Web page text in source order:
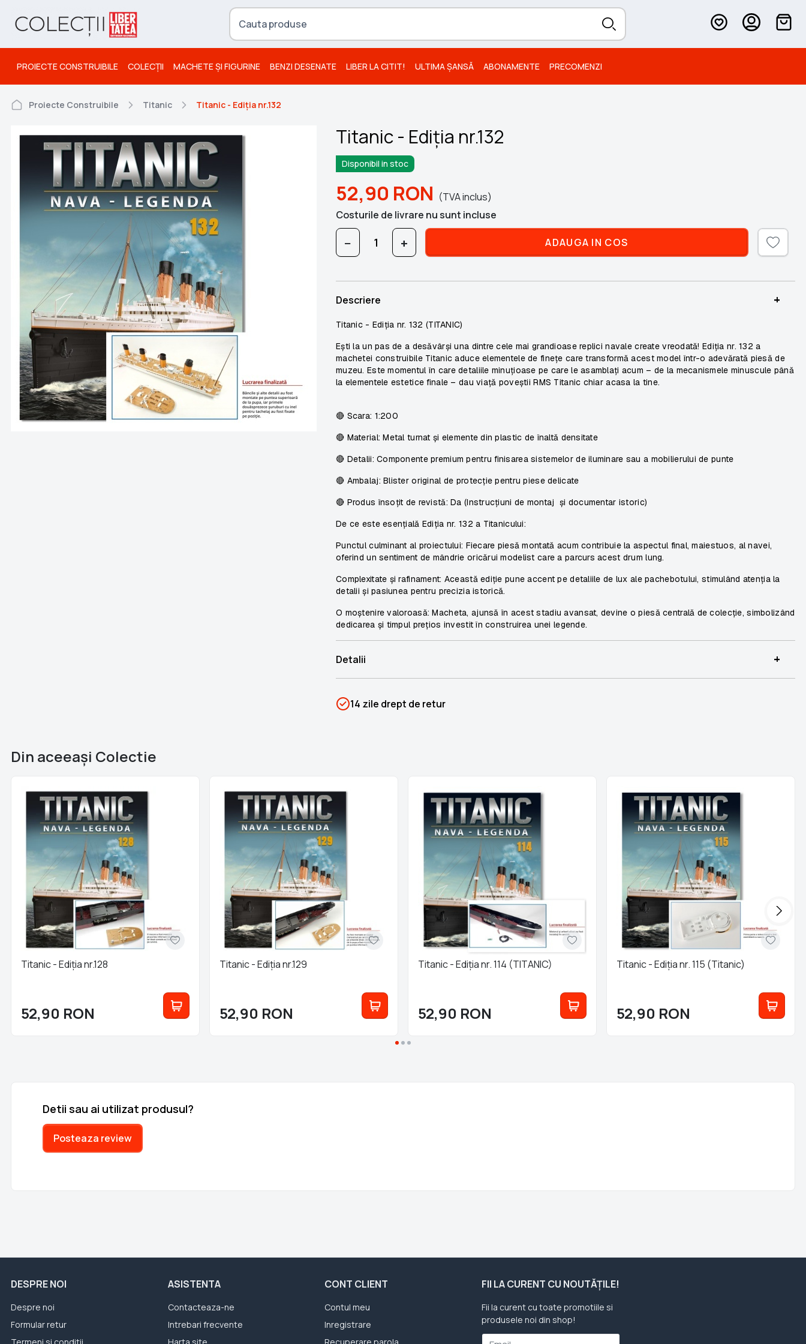
PROIECTE CONSTRUIBILE COLECȚII MACHETE ȘI FIGURINE BENZI DESENATE LIBER LA CITIT! ULTIMA ȘANSĂ ABONAMENTE PRECOMENZI
Proiecte Construibile Titanic Titanic - Ediția nr.132
Titanic - Ediția nr.132
Disponibil in stoc
52,90 RON (TVA inclus)
Costurile de livrare nu sunt incluse
− + ADAUGA IN COS
Descriere +
Titanic - Ediția nr. 132 (TITANIC)
Ești la un pas de a desăvârși una dintre cele mai grandioase replici navale create vreodată! Ediția nr. 132 a
machetei construibile Titanic aduce elementele de finețe care transformă acest model într-o adevărată piesă de
muzeu. Este momentul în care detaliile minuțioase pe care le asamblați acum – de la mecanismele minuscule până
la elementele estetice finale – dau viață poveștii RMS Titanic chiar acasa la tine.
🔴 Scara: 1:200
🔴 Material: Metal turnat și elemente din plastic de înaltă densitate
🔴 Detalii: Componente premium pentru finisarea sistemelor de iluminare sau a mobilierului de punte
🔴 Ambalaj: Blister original de protecție pentru piese delicate
🔴 Produs însoțit de revistă: Da (Instrucțiuni de montaj și documentar istoric)
De ce este esențială Ediția nr. 132 a Titanicului:
Punctul culminant al proiectului: Fiecare piesă montată acum contribuie la aspectul final, maiestuos, al navei,
oferind un sentiment de mândrie oricărui modelist care a parcurs acest drum lung.
Complexitate și rafinament: Această ediție pune accent pe detaliile de lux ale pachebotului, stimulând atenția la
detalii și pasiunea pentru precizia istorică.
O moștenire valoroasă: Macheta, ajunsă în acest stadiu avansat, devine o piesă centrală de colecție, simbolizând
dedicarea și timpul prețios investit în construirea unei legende.
Detalii +
Categorii
Titanic
14 zile drept de retur
Din aceeaşi Colectie
Titanic - Ediția nr.128
52,90 RON
Titanic - Ediția nr.129
52,90 RON
Titanic - Ediția nr. 114 (TITANIC)
52,90 RON
Titanic - Ediția nr. 115 (Titanic)
52,90 RON
Detii sau ai utilizat produsul?
Posteaza review
DESPRE NOI
Despre noi
Formular retur
ASISTENTA
Contacteaza-ne
Intrebari frecvente
CONT CLIENT
Contul meu
Inregistrare
FII LA CURENT CU NOUTĂȚILE!
Fii la curent cu toate promotiile si
produsele noi din shop!